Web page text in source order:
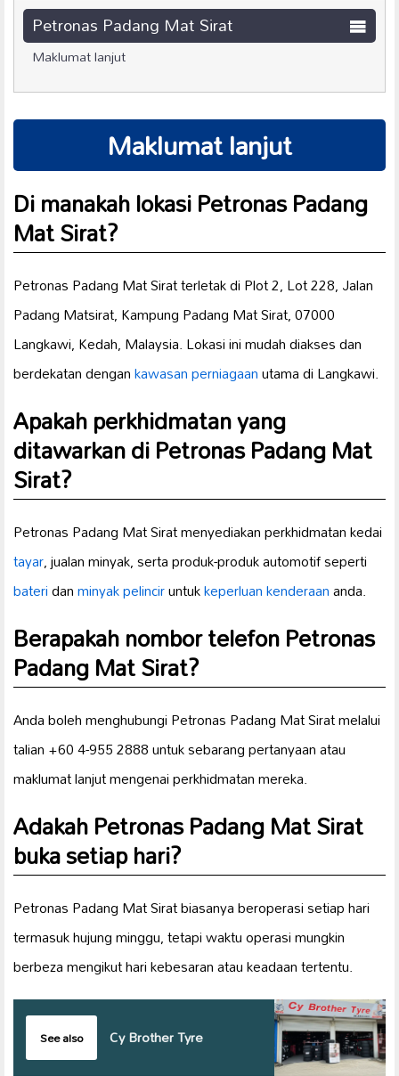
Petronas Padang Mat Sirat
Maklumat lanjut
Maklumat lanjut
Di manakah lokasi Petronas Padang
Mat Sirat?
Petronas Padang Mat Sirat terletak di Plot 2, Lot 228, Jalan
Padang Matsirat, Kampung Padang Mat Sirat, 07000
Langkawi, Kedah, Malaysia. Lokasi ini mudah diakses dan
berdekatan dengankawasan perniagaanutama di Langkawi.
Apakah perkhidmatan yang
ditawarkan di Petronas Padang Mat
Sirat?
Petronas Padang Mat Sirat menyediakan perkhidmatan kedai
tayar, jualan minyak, serta produk-produk automotif seperti
bateridanminyak pelinciruntukkeperluan kenderaananda.
Berapakah nombor telefon Petronas
Padang Mat Sirat?
Anda boleh menghubungi Petronas Padang Mat Sirat melalui
talian +60 4-955 2888 untuk sebarang pertanyaan atau
maklumat lanjut mengenai perkhidmatan mereka.
Adakah Petronas Padang Mat Sirat
buka setiap hari?
Petronas Padang Mat Sirat biasanya beroperasi setiap hari
termasuk hujung minggu, tetapi waktu operasi mungkin
berbeza mengikut hari kebesaran atau keadaan tertentu.
See also Cy Brother Tyre